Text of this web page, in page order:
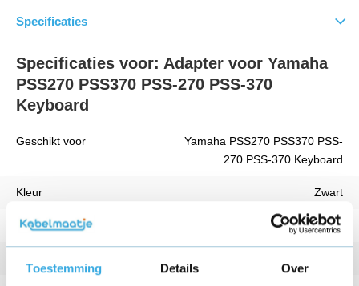
Toestemming Details Over
Specificaties
Specificaties voor: Adapter voor Yamaha
PSS270 PSS370 PSS-270 PSS-370
Keyboard
Geschikt voor
Yamaha PSS270 PSS370 PSS-
270 PSS-370 Keyboard
Kleur Zwart
Vermogen 18 W